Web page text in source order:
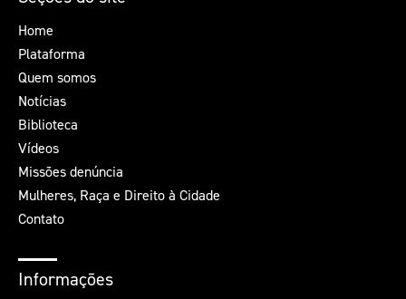
Home
Plataforma
Quem somos
Notícias
Biblioteca
Vídeos
Missões denúncia
Mulheres, Raça e Direito à Cidade
Contato
Informações